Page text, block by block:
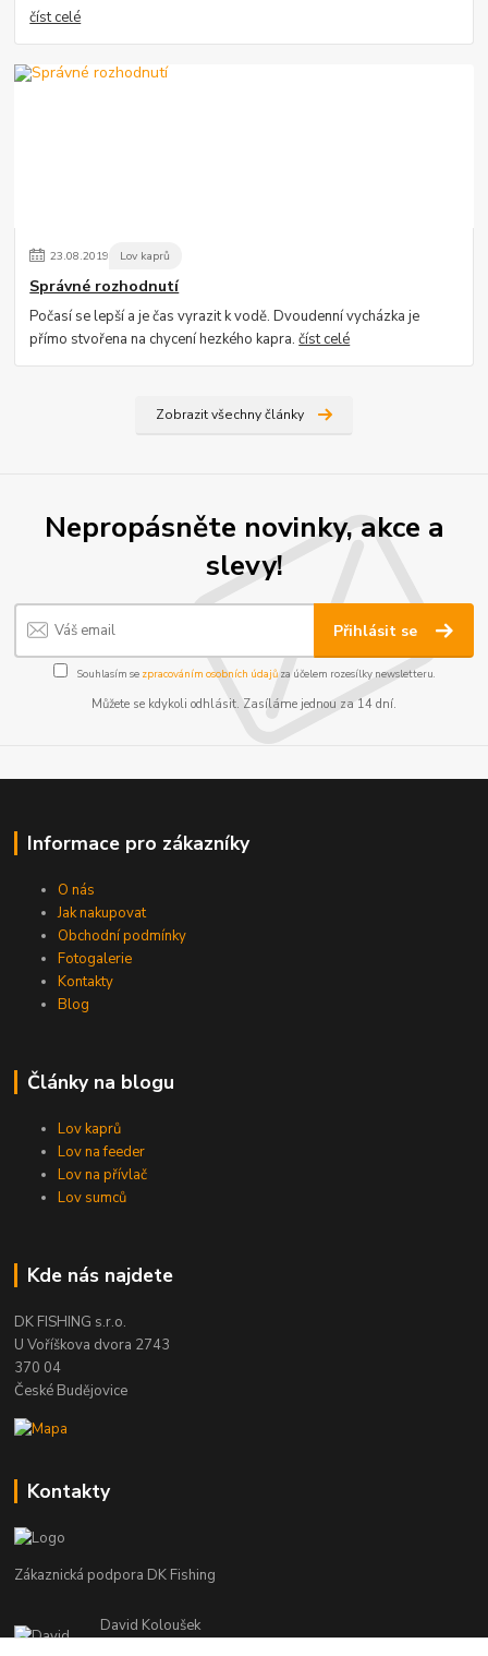
číst celé
23.08.2019 Lov kaprů
Správné rozhodnutí
Počasí se lepší a je čas vyrazit k vodě. Dvoudenní vycházka je
přímo stvořena na chycení hezkého kapra.číst celé
Zobrazit všechny články
Nepropásněte novinky, akce a
slevy!
Přihlásit se
Souhlasím se zpracováním osobních údajůza účelem rozesílky newsletteru.
Můžete se kdykoli odhlásit. Zasíláme jednou za 14 dní.
Informace pro zákazníky
O nás
Jak nakupovat
Obchodní podmínky
Fotogalerie
Kontakty
Blog
Články na blogu
Lov kaprů
Lov na feeder
Lov na přívlač
Lov sumců
Kde nás najdete
DK FISHING s.r.o.
U Voříškova dvora 2743
370 04
České Budějovice
Kontakty
Zákaznická podpora DK Fishing
David Koloušek